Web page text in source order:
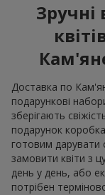
Зручні
Доставка по
подарункові
зберігають
подарунок
готовим
замовити квіти з
день у день, або
потрібен